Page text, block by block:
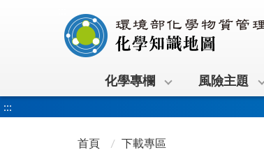
化學專欄 風險主題
:::
首頁 下載專區